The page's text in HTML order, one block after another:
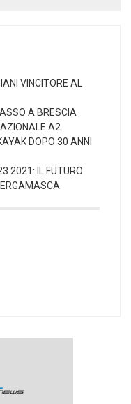
VINCITORE AL
A BRESCIA
A2
DOPO 30 ANNI
2021: IL FUTURO